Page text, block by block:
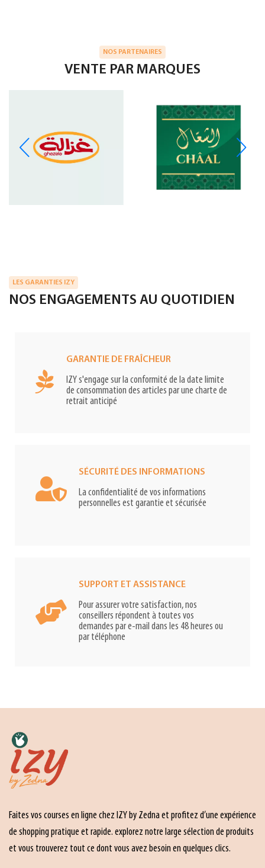
NOS PARTENAIRES
VENTE PAR MARQUES
LES GARANTIES IZY
NOS ENGAGEMENTS AU QUOTIDIEN
GARANTIE DE FRAÎCHEUR
IZY s'engage sur la conformité de la date limite
de consommation des articles par une charte de
retrait anticipé
SÉCURITÉ DES INFORMATIONS
La confidentialité de vos informations
personnelles est garantie et sécurisée
SUPPORT ET ASSISTANCE
Pour assurer votre satisfaction, nos
conseillers répondent à toutes vos
demandes par e-mail dans les 48 heures ou
par téléphone
Faites vos courses en ligne chez IZY by Zedna et profitez d’une expérience
de shopping pratique et rapide. explorez notre large sélection de produits
et vous trouverez tout ce dont vous avez besoin en quelques clics.